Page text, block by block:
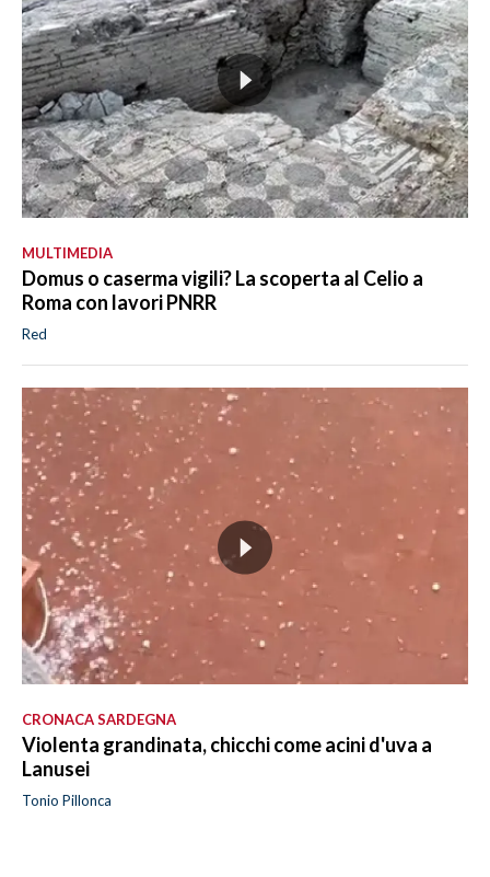
MULTIMEDIA
Domus o caserma vigili? La scoperta al Celio a
Roma con lavori PNRR
Red
CRONACA SARDEGNA
Violenta grandinata, chicchi come acini d'uva a
Lanusei
Tonio Pillonca